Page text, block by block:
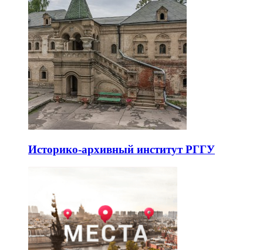
Историко-архивный институт РГГУ